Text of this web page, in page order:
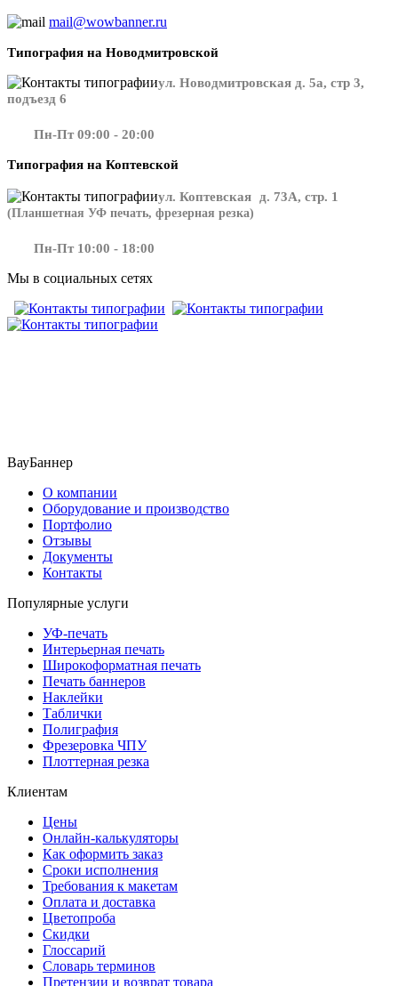
mail@wowbanner.ru
Типография на Новодмитровской
ул. Новодмитровская д. 5а, стр 3,
подъезд 6
Пн-Пт 09:00 - 20:00
Типография на Коптевской
ул. Коптевская д. 73А, стр. 1
(Планшетная УФ печать, фрезерная резка)
Пн-Пт 10:00 - 18:00
Мы в социальных сетях
ВауБаннер
О компании
Оборудование и производство
Портфолио
Отзывы
Документы
Контакты
Популярные услуги
УФ-печать
Интерьерная печать
Широкоформатная печать
Печать баннеров
Наклейки
Таблички
Полиграфия
Фрезеровка ЧПУ
Плоттерная резка
Клиентам
Цены
Онлайн-калькуляторы
Как оформить заказ
Сроки исполнения
Требования к макетам
Оплата и доставка
Цветопроба
Скидки
Глоссарий
Словарь терминов
Претензии и возврат товара